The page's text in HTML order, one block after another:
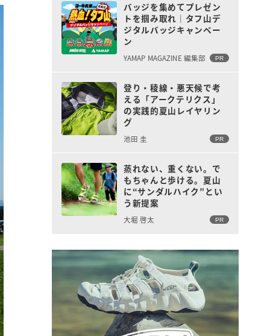
バッジを集めてプレゼン
トを掴み取れ｜タフ山デ
ジタルバッジキャンペー
ン
YAMAP MAGAZINE 編集部 PR
登り・稜線・悪天候で考
える「アークテリクス」
の実践的夏山レイヤリン
グ
池田 圭 PR
蒸れない、重くない。で
もちゃんと歩ける。夏山
に“サンダルハイク”とい
う新提案
大堀 啓太 PR